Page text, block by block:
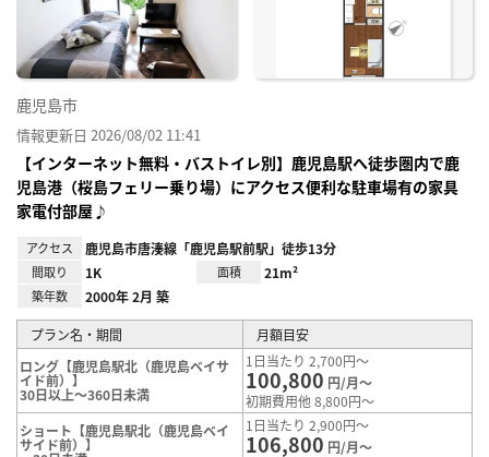
鹿児島市
情報更新日 2026/08/02 11:41
【インターネット無料・バストイレ別】鹿児島駅へ徒歩圏内で鹿
児島港（桜島フェリー乗り場）にアクセス便利な駐車場有の家具
家電付部屋♪
アクセス 鹿児島市唐湊線「鹿児島駅前駅」徒歩13分
間取り 1K 面積 21m²
築年数 2000年 2月 築
プラン名・期間
月額目安
ロング【鹿児島駅北（鹿児島ベイサ
イド前）】
30日以上～360日未満
1日当たり 2,700円～
100,800 円/月～
初期費用他 8,800円～
ショート【鹿児島駅北（鹿児島ベイ
サイド前）】
1日当たり 2,900円～
106,800 円/月～